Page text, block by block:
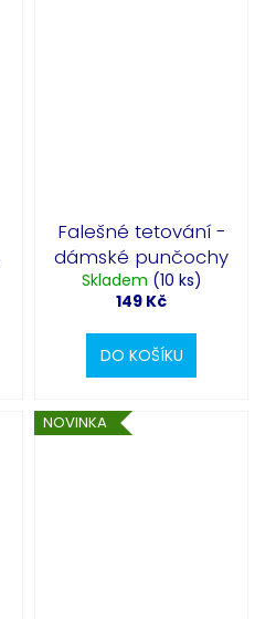
Falešné tetování -
dámské punčochy
Skladem (10 ks)
149 Kč
DO KOŠÍKU
NOVINKA